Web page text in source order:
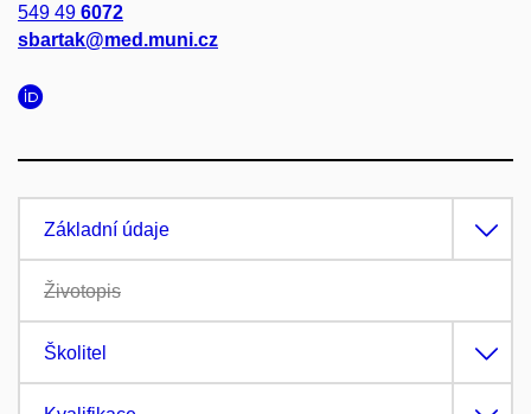
549 49 6072
sbartak@med.muni.cz
Základní údaje
Životopis
Školitel